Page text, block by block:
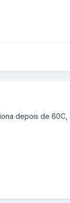
depois de 60C,